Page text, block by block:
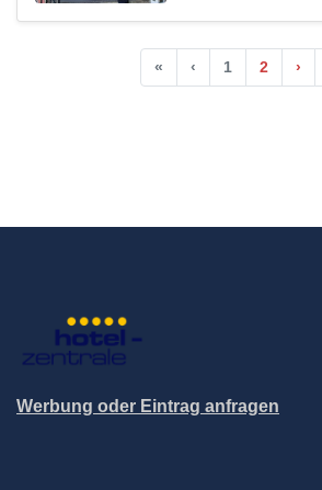
« ‹ 1 2 ›
Werbung oder Eintrag anfragen